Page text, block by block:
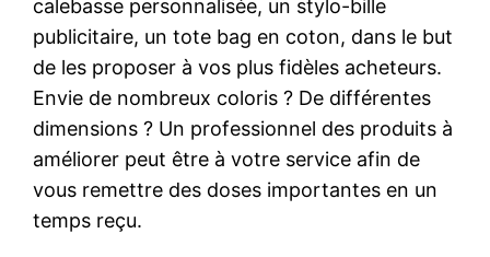
calebasse personnalisée, un stylo-bille
publicitaire, un tote bag en coton, dans le but
de les proposer à vos plus fidèles acheteurs.
Envie de nombreux coloris ? De différentes
dimensions ? Un professionnel des produits à
améliorer peut être à votre service afin de
vous remettre des doses importantes en un
temps reçu.